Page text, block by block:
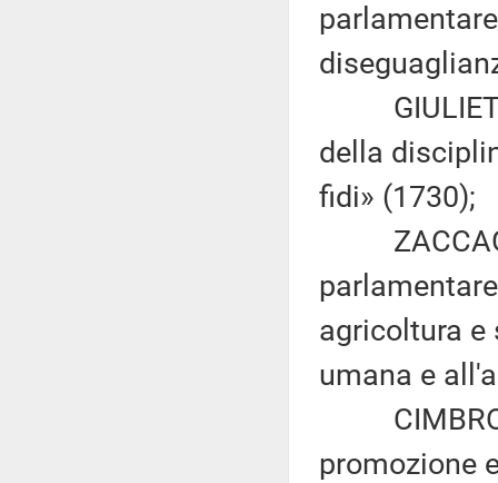
della
fidi» (1730);
agricoltura
umana e
CIMBRO:
promozione